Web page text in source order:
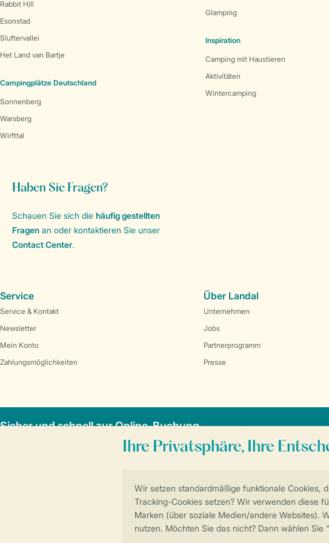
Sicher und schnell zur Online-Buchung
Rabbit Hill
Esonstad
Sluftervallei
Het Land van Bartje
Campingplätze Deutschland
Sonnenberg
Warsberg
Wirfttal
Glamping
Inspiration
Camping mit Haustieren
Aktivitäten
Wintercamping
Haben Sie Fragen?
Schauen Sie sich die häufig gestellten
Fragen an oder kontaktieren Sie unser
Contact Center.
Service
Service & Kontakt
Newsletter
Mein Konto
Zahlungsmöglichkeiten
Über Landal
Unternehmen
Jobs
Partnerprogramm
Presse